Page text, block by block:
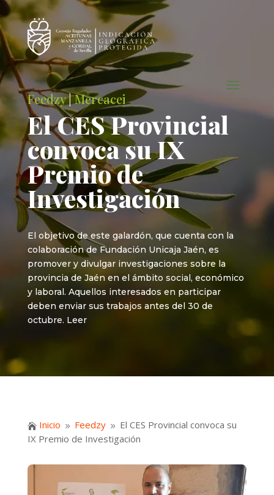
Feedzy|Mercacei
El CES Provincial
convoca su IX
Premio de
Investigación
El objetivo de este galardón, que cuenta con la
colaboración de Fundación Unicaja Jaén, es
promover y divulgar investigaciones sobre la
provincia de Jaén en el ámbito social, económico
y laboral. Aquellos interesados en participar
deben enviar sus trabajos antes del 30 de
octubre. Leer
 Inicio 9 Feedzy 9 El CES Provincial convoca su
IX Premio de Investigación